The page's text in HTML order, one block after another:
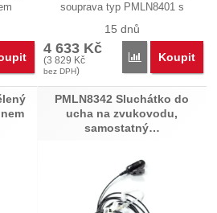
'PMMN4127 Bezdrátový BT oddělený
souprava typ PMLN8401 s
15 dnů
4 633 Kč
(3 829 Kč
bez DPH)
PřidatKoupit
PMLN8342 Sluchátko do
ucha na zvukovodu,
samostatný…